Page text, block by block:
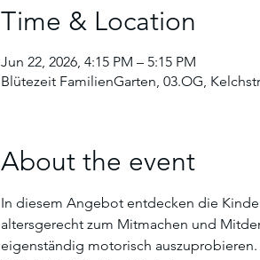
Time & Location
Jun 22, 2026, 4:15 PM – 5:15 PM
Blütezeit FamilienGarten, 03.OG,
About the event
In diesem Angebot entdecken die
altersgerecht zum Mitmachen und
eigenständig motorisch